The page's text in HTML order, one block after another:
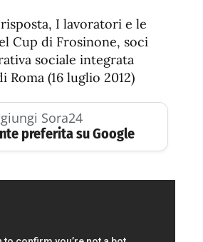
I lavoratori e le
Cup di Frosinone, soci
sociale integrata
Roma (16 luglio 2012)
Sora24
preferita su Google